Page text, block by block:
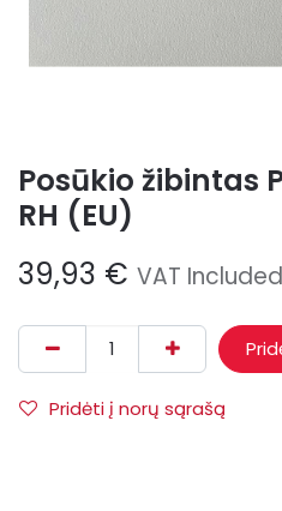
Posūkio žibintas
RH (EU)
39,93 € VAT Included
Pridėti į norų sąrašą